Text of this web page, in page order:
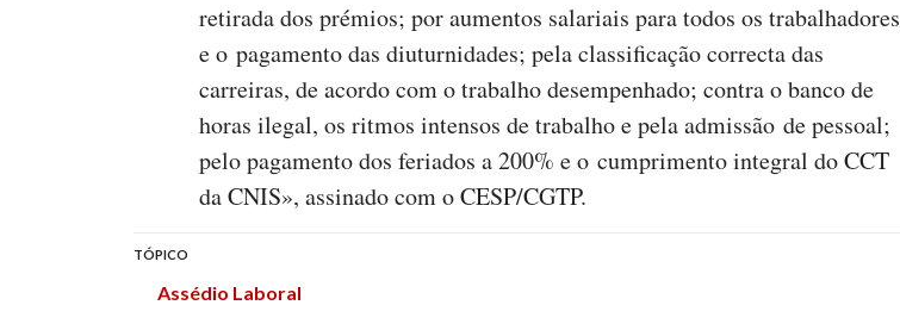
retirada dos prémios; por aumentos salariais para todos os trabalhadores
e o pagamento das diuturnidades; pela classificação correcta das
carreiras, de acordo com o trabalho desempenhado; contra o banco de
horas ilegal, os ritmos intensos de trabalho e pela admissão de pessoal;
pelo pagamento dos feriados a 200% e o cumprimento integral do CCT
da CNIS», assinado com o CESP/CGTP.
TÓPICO
Assédio Laboral